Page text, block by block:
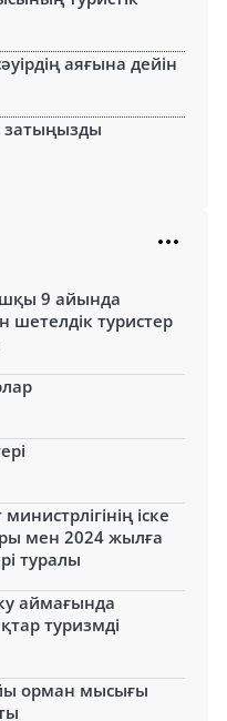
аяғына дейін
затыңызды
9 айында
шетелдік туристер
іске
мен 2024 жылға
туралы
аймағында
туризмді
орман мысығы